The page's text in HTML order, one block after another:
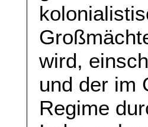
wird,
und der im
Regime